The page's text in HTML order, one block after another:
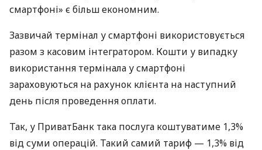
смартфоні» є більш економним.
Зазвичай термінал у смартфоні використовується
разом з касовим інтегратором. Кошти у випадку
використання термінала у смартфоні
зараховуються на рахунок клієнта на наступний
день після проведення оплати.
Так, у ПриватБанк така послуга коштуватиме 1,3%
від суми операцій. Такий самий тариф — 1,3% від